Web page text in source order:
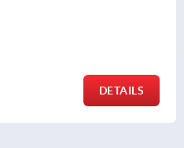
from
plus sales
plus